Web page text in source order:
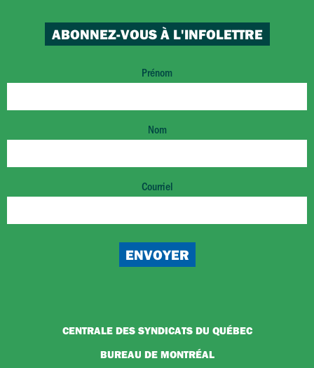
ABONNEZ-VOUS À L'INFOLETTRE
Prénom
Nom
Courriel
CENTRALE DES SYNDICATS DU QUÉBEC
BUREAU DE MONTRÉAL